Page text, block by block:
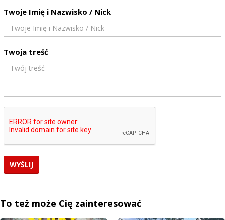
Twoje Imię i Nazwisko / Nick
Twoja treść
To też może Cię zainteresować